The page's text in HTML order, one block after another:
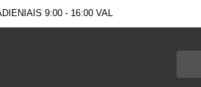
9:00 - 16:00 VAL